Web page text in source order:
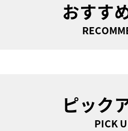
おすす
ピック
PICK